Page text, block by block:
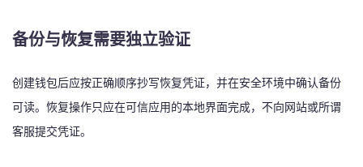
备份与恢复需要独立验证
创建钱包后应按正确顺序抄写恢复凭证，并在安全环境中确认备份
可读。恢复操作只应在可信应用的本地界面完成，不向网站或所谓
客服提交凭证。